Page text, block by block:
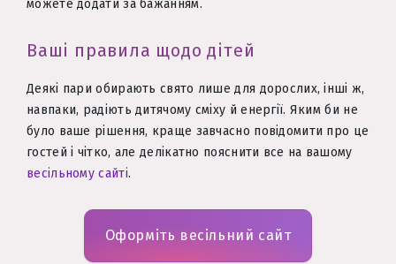
можете додати за бажанням.
Ваші правила щодо дітей
Деякі пари обирають свято лише для дорослих, інші ж,
навпаки, радіють дитячому сміху й енергії. Яким би не
було ваше рішення, краще завчасно повідомити про це
гостей і чітко, але делікатно пояснити все на вашому
весільному сайті.
Оформіть весільний сайт